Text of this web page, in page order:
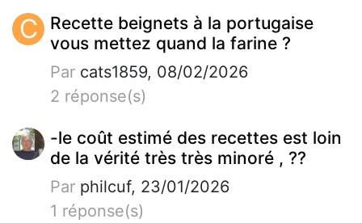
C
Recette beignets à la portugaise
vous mettez quand la farine ?
Par cats1859, 08/02/2026
2 réponse(s)
-le coût estimé des recettes est loin
de la vérité très très minoré , ??
Par philcuf, 23/01/2026
1 réponse(s)